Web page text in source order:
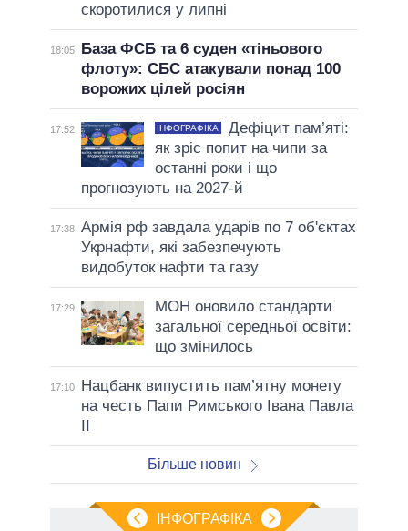
скоротилися у липні
18:05
База ФСБ та 6 суден «тіньового
флоту»: СБС атакували понад 100
ворожих цілей росіян
17:52 ІНФОГРАФІКА
Дефіцит пам’яті:
як зріс попит на чипи за
останні роки і що
прогнозують на 2027-й
17:38 Армія рф завдала ударів по 7 об'єктах
Укрнафти, які забезпечують
видобуток нафти та газу
17:29
МОН оновило стандарти
загальної середньої освіти:
що змінилось
17:10
Нацбанк випустить пам’ятну монету
на честь Папи Римського Івана Павла
II
Більше новин
ІНФОГРАФІКА